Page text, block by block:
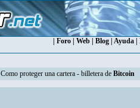
Foro| Web| Blog| Ayuda|
Como proteger una cartera - billetera de Bitcoin